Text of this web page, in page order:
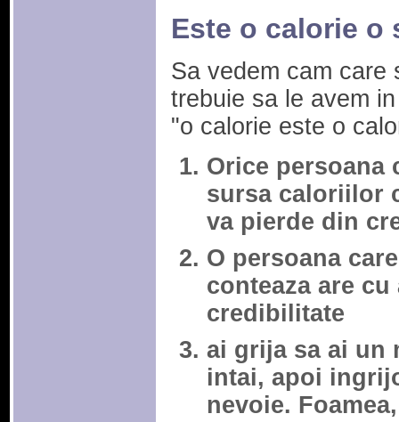
Este o calorie o
Sa vedem cam care
trebuie sa le avem
"o calorie este o
Orice persoana
sursa caloriilor
va pierde din
O persoana
conteaza are
credibilitate
ai grija sa ai un
intai, apoi
nevoie.